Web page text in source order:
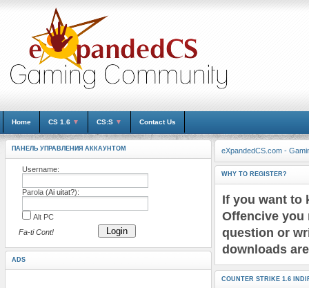
Home CS 1.6 ▼ CS:S ▼ Contact Us
ПАНЕЛЬ УПРАВЛЕНИЯ АККАУНТОМ
Username:
Parola (Ai uitat?):
Alt PC
Login
Fa-ti Cont!
ADS
eXpandedCS.com -
WHY TO REGISTER?
If you want to
Offencive you
question or
downloads
COUNTER STRIKE 1.6